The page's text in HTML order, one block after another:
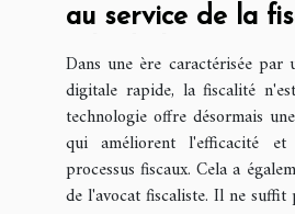
au service de la
rôle de l'avocat
Dans une ère caractérisée par
digitale rapide, la fiscalité
technologie offre désormais
qui améliorent l'efficacité
processus fiscaux. Cela a
de l'avocat fiscaliste. Il ne suffit